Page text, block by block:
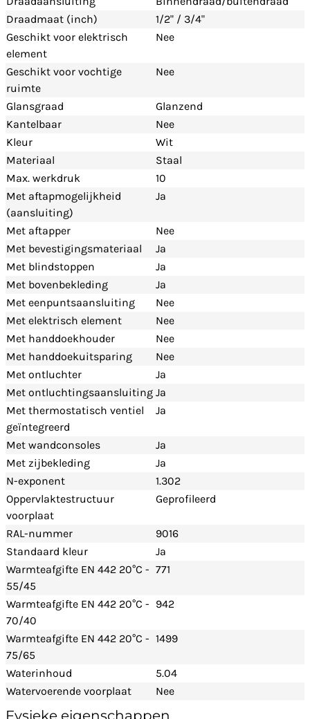
Draadmaat (inch)
1/2" / 3/4"
Geschikt voor elektrisch
element
Nee
Geschikt voor vochtige
ruimte
Nee
Glansgraad
Glanzend
Kantelbaar
Nee
Kleur
Wit
Materiaal
Staal
Max. werkdruk
10
Met aftapmogelijkheid
(aansluiting)
Ja
Met aftapper
Nee
Met bevestigingsmateriaal
Ja
Met blindstoppen
Ja
Met bovenbekleding
Ja
Met eenpuntsaansluiting
Nee
Met elektrisch element
Nee
Met handdoekhouder
Nee
Met handdoekuitsparing
Nee
Met ontluchter
Ja
Met ontluchtingsaansluiting Ja
Met thermostatisch ventiel
geïntegreerd
Ja
Met wandconsoles
Ja
Met zijbekleding
Ja
N-exponent
1.302
Oppervlaktestructuur
voorplaat
Geprofileerd
RAL-nummer
9016
Standaard kleur
Ja
Warmteafgifte EN 442 20°C -
55/45
771
Warmteafgifte EN 442 20°C -
70/40
942
Warmteafgifte EN 442 20°C -
75/65
1499
Waterinhoud
5.04
Watervoerende voorplaat
Nee
Fysieke eigenschappen